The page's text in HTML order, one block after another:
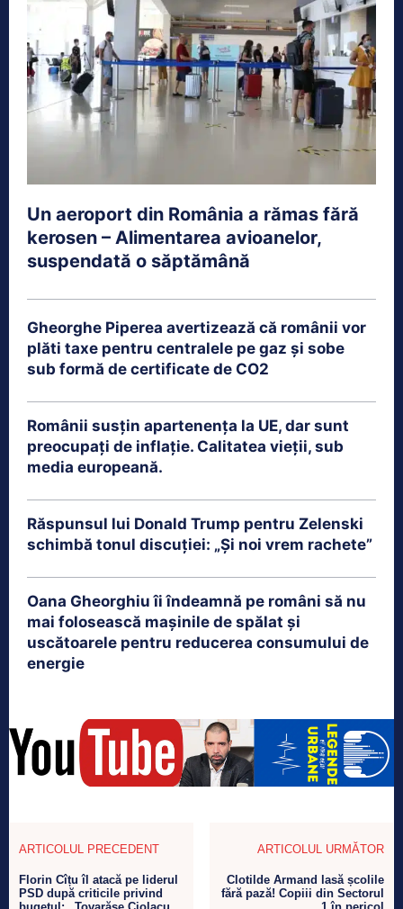
Un aeroport din România a rămas fără
kerosen – Alimentarea avioanelor,
suspendată o săptămână
Gheorghe Piperea avertizează că românii vor
plăti taxe pentru centralele pe gaz și sobe
sub formă de certificate de CO2
Românii susțin apartenența la UE, dar sunt
preocupați de inflație. Calitatea vieții, sub
media europeană.
Răspunsul lui Donald Trump pentru Zelenski
schimbă tonul discuției: „Și noi vrem rachete”
Oana Gheorghiu îi îndeamnă pe români să nu
mai folosească mașinile de spălat și
uscătoarele pentru reducerea consumului de
energie
ARTICOLUL PRECEDENT
Florin Cîțu îl atacă pe liderul
PSD după criticile privind
ARTICOLUL URMĂTOR
Clotilde Armand lasă școlile
fără pază! Copiii din Sectorul